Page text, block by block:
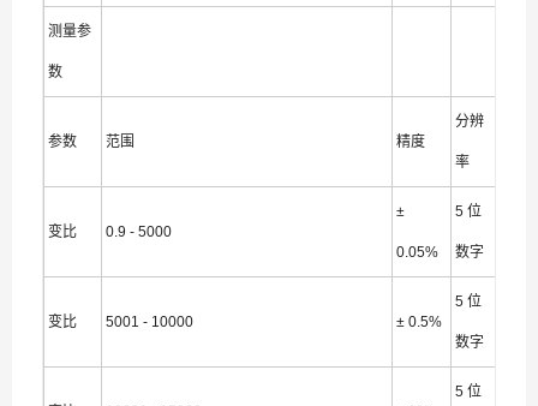
测量参
数
参数 范围 精度
分辨
率
变比 0.9 - 5000
±
0.05%
5 位
数字
变比 5001 - 10000 ± 0.5%
5 位
数字
5 位